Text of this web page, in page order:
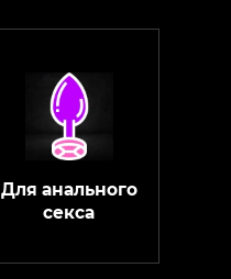
Для анального
секса